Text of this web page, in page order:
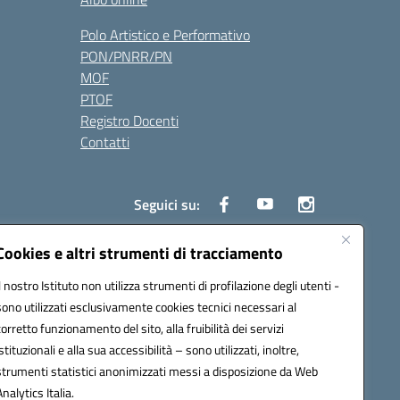
e altri strumenti di tracciamento
nostro Istituto non utilizza strumenti di profilazione degli utenti -
utilizzati esclusivamente cookies tecnici necessari al
funzionamento del sito, alla fruibilità dei servizi
e alla sua accessibilità – sono utilizzati, inoltre,
statistici anonimizzati messi a disposizione da Web
Italia.
Polo Artistico e Performativo
PON/PNRR/PN
MOF
PTOF
Registro Docenti
Contatti
Seguici su: